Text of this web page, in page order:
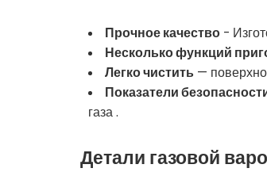
Прочное качество -
Несколько функций
Легко чистить —
Показатели
газа .
Детали газовой